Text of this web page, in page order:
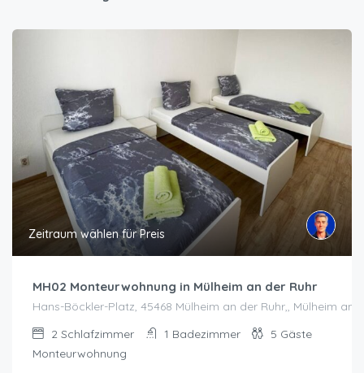
Zeitraum wählen für Preis
MH02 Monteurwohnung in Mülheim an der Ruhr
Hans-Böckler-Platz, 45468 Mülheim an der Ruhr,, Mülheim an
2 Schlafzimmer 1 Badezimmer 5 Gäste
Monteurwohnung